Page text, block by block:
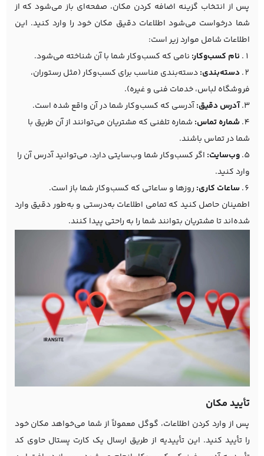
پس از انتخاب گزینه اضافه کردن مکان، صفحه‌ای باز می‌شود که از
شما درخواست می‌شود اطلاعات دقیق مکان خود را وارد کنید. این
اطلاعات شامل موارد زیر است:
نام کسب‌وکار: نامی که کسب‌وکار شما با آن شناخته می‌شود.
دسته‌بندی:دسته‌بندی مناسب برای کسب‌وکار (مثل رستوران،
فروشگاه لباس، خدمات فنی و غیره).
آدرس دقیق:آدرسی که کسب‌وکار شما در آن واقع شده است.
شماره تماس: شماره تلفنی که مشتریان می‌توانند از آن طریق با
شما در تماس باشند.
وب‌سایت: اگر کسب‌وکار شما وب‌سایتی دارد، می‌توانید آدرس آن را
وارد کنید.
ساعات کاری: روزها و ساعاتی که کسب‌وکار شما باز است.
اطمینان حاصل کنید که تمامی اطلاعات به‌درستی و به‌طور دقیق وارد
شده‌اند تا مشتریان بتوانند شما را به راحتی پیدا کنند.
تأیید مکان
پس از وارد کردن اطلاعات، گوگل معمولاً از شما می‌خواهد مکان خود
را تأیید کنید. این تأییدیه از طریق ارسال یک کارت پستال حاوی کد